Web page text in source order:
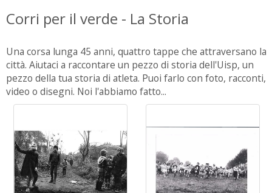
Corri per il verde - La Storia
Una corsa lunga 45 anni, quattro tappe che attraversano la
città. Aiutaci a raccontare un pezzo di storia dell'Uisp, un
pezzo della tua storia di atleta. Puoi farlo con foto, racconti,
video o disegni. Noi l'abbiamo fatto...